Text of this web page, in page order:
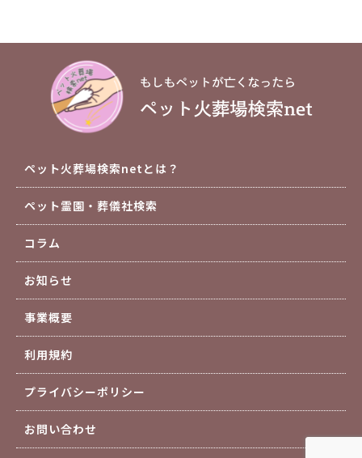
ペット火葬場検索netとは？
ペット霊園・葬儀社検索
コラム
お知らせ
事業概要
利用規約
プライバシーポリシー
お問い合わせ